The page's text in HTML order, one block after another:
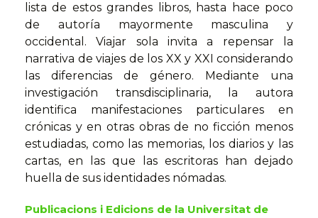
lista de estos grandes libros, hasta hace poco
de autoría mayormente masculina y
occidental. Viajar sola invita a repensar la
narrativa de viajes de los XX y XXI considerando
las diferencias de género. Mediante una
investigación transdisciplinaria, la autora
identifica manifestaciones particulares en
crónicas y en otras obras de no ficción menos
estudiadas, como las memorias, los diarios y las
cartas, en las que las escritoras han dejado
huella de sus identidades nómadas.
Publicacions i Edicions de la Universitat de